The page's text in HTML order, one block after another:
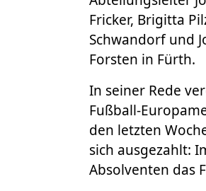
Fricker, Brigitta
Schwandorf und
Forsten in Fürth.
In seiner Rede
Fußball-
den letzten
sich ausgezahlt:
Absolventen das